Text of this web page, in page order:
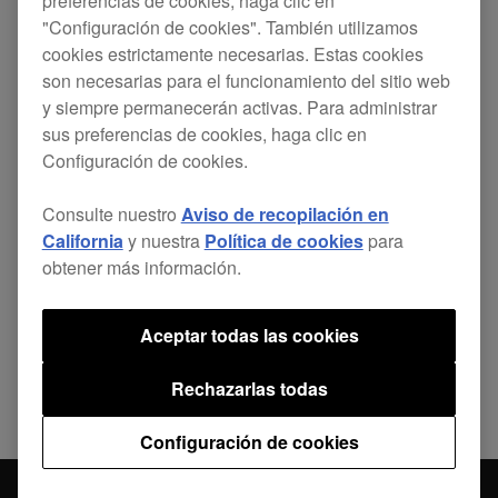
Se ha liberado el driver de la DJM-TOUR1.
Compartir
Volver a Noticias
"Configuración de cookies". También utilizamos
cookies estrictamente necesarias. Estas cookies
son necesarias para el funcionamiento del sitio web
y siempre permanecerán activas. Para administrar
sus preferencias de cookies, haga clic en
Configuración de cookies.
Consulte nuestro Aviso de recopilación en
Californiay nuestra Política de cookiespara
obtener más información.
Configuración de cookies
Rechazarlas todas
Aceptar todas las cookies